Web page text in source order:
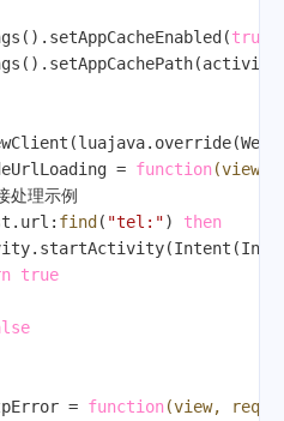
true
=
function(view,
理示例
find ( "tel:") then
true
=
function(view,